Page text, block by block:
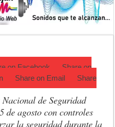
en el barrio Padre Varela y
se quedó con una gran victoria
on Facebook
Share on
Share on Email
Share
de Seguridad
de agosto con controles
la seguridad durante la